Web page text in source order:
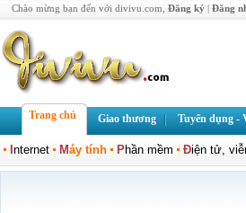
Chào mừng bạn đến với divivu.com, Đăng ký | Đăng
Trang chủ Giao thương Tuyển dụng -
nternet Máy tính Phần mềm Điện tử,